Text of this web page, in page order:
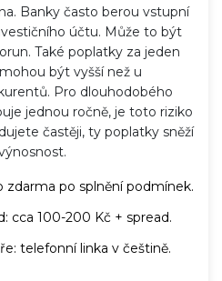
Banky často berou vstupní
účtu. Může to být
Také poplatky za jeden
být vyšší než u
Pro dlouhodobého
jednou ročně, je toto riziko
častěji, ty poplatky sněží
zdarma po splnění podmínek.
cca 100-200 Kč + spread.
telefonní linka v češtině.